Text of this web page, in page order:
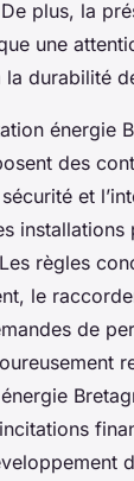
plus, la
une
la durabilité
énergie
des
et
règles
le
de